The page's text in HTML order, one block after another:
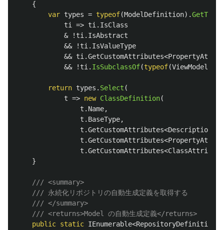
{
var types = typeof(ModelDefinition).
ti
=> ti . IsClass
&
! ti . IsAbstract
&&
! ti . IsValueType
&& ti .GetCustomAttributes<
&&
! ti . IsSubclassOf(typeof(ViewModelBase
return types . Select (
t => new ClassDefinition(
t . Name,
t . BaseType,
t .GetCustomAttributes<
t .GetCustomAttributes<
t .GetCustomAttributes<
}
/// <summary>
/// 永続化リポジトリの自動生成定義を取得する
/// </summary>
/// <returns>Model の自動生成定義</returns>
public static IEnumerable<RepositoryDefinition